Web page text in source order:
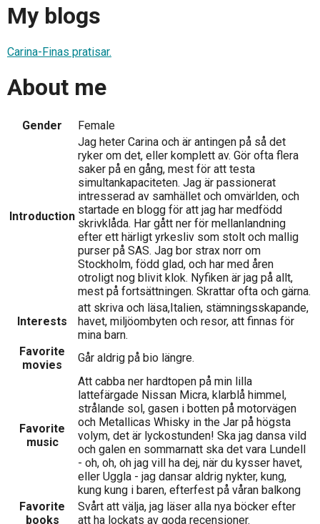
My blogs
Carina-Finas pratisar.
About me
Gender Female
Introduction
Jag heter Carina och är antingen på så det
ryker om det, eller komplett av. Gör ofta flera
saker på en gång, mest för att testa
simultankapaciteten. Jag är passionerat
intresserad av samhället och omvärlden, och
startade en blogg för att jag har medfödd
skrivklåda. Har gått ner för mellanlandning
efter ett härligt yrkesliv som stolt och mallig
purser på SAS. Jag bor strax norr om
Stockholm, född glad, och har med åren
otroligt nog blivit klok. Nyfiken är jag på allt,
mest på fortsättningen. Skrattar ofta och gärna.
Interests
att skriva och läsa,Italien, stämningsskapande,
havet, miljöombyten och resor, att finnas för
mina barn.
Favorite
movies
Går aldrig på bio längre.
Favorite
music
Att cabba ner hardtopen på min lilla
lattefärgade Nissan Micra, klarblå himmel,
strålande sol, gasen i botten på motorvägen
och Metallicas Whisky in the Jar på högsta
volym, det är lyckostunden! Ska jag dansa vild
och galen en sommarnatt ska det vara Lundell
- oh, oh, oh jag vill ha dej, när du kysser havet,
eller Uggla - jag dansar aldrig nykter, kung,
kung kung i baren, efterfest på våran balkong
Favorite
books
Svårt att välja, jag läser alla nya böcker efter
att ha lockats av goda recensioner.